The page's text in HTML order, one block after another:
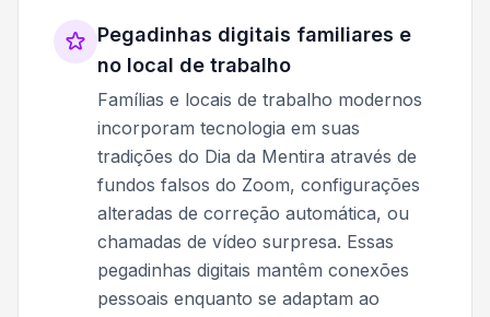
Pegadinhas digitais familiares e
no local de trabalho
Famílias e locais de trabalho modernos
incorporam tecnologia em suas
tradições do Dia da Mentira através de
fundos falsos do Zoom, configurações
alteradas de correção automática, ou
chamadas de vídeo surpresa. Essas
pegadinhas digitais mantêm conexões
pessoais enquanto se adaptam ao